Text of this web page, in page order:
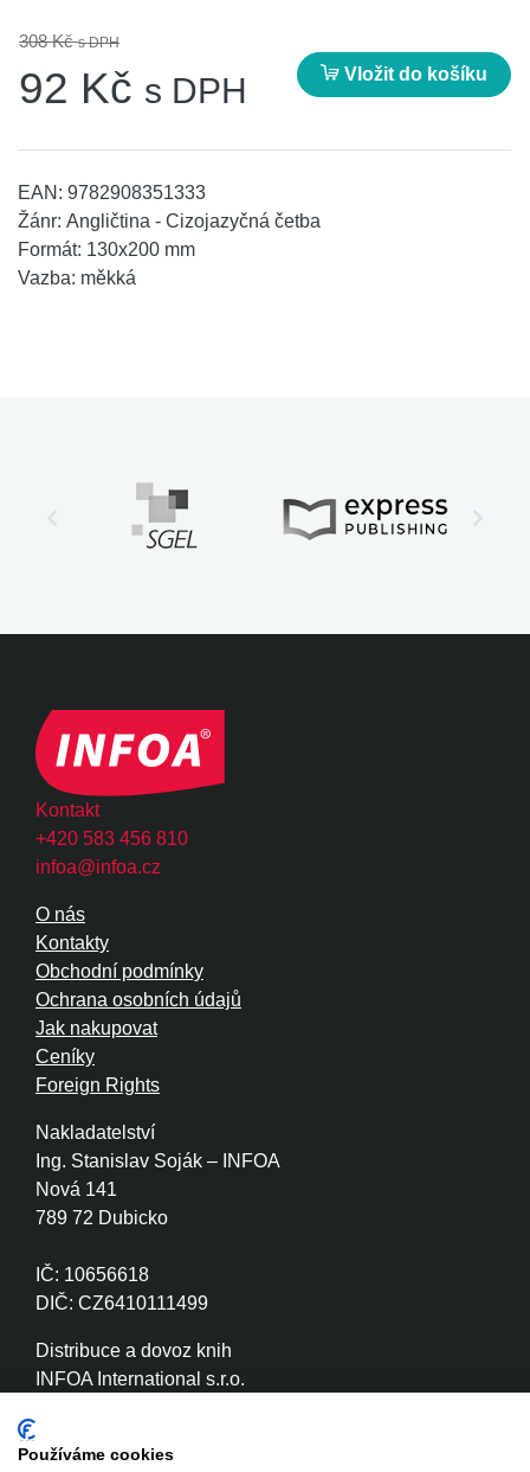
308 Kčs DPH
92 Kč s DPH Vložit do košíku
EAN: 9782908351333
Žánr: Angličtina - Cizojazyčná četba
Formát: 130x200 mm
Vazba: měkká
Kontakt
+420 583 456 810
infoa@infoa.cz
Nakladatelství
Ing. Stanislav Soják – INFOA
Nová 141
789 72 Dubicko
IČ: 10656618
DIČ: CZ6410111499
Distribuce a dovoz knih
INFOA International s.r.o.
O nás
Kontakty
Obchodní podmínky
Ochrana osobních údajů
Jak nakupovat
Ceníky
Foreign Rights
Používáme cookies